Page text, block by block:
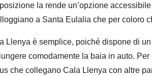
la rende un’opzione
a Santa Eulalia che per coloro
Llenya è semplice, poiché dispone di
comodamente la baia in auto.
che collegano Cala Llenya con altre